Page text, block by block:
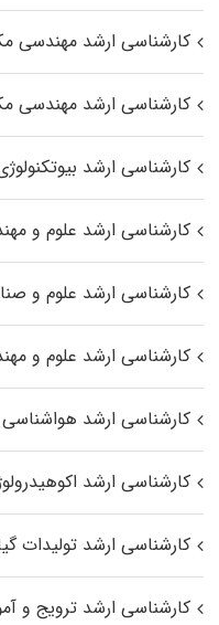
کارشناسی ارشد مهندسی
کارشناسی ارشد مهندسی
کارشناسی ارشد
کارشناسی ارشد علوم و
کارشناسی ارشد علوم و
کارشناسی ارشد علوم و
کارشناسی ارشد
کارشناسی ارشد
کارشناسی ارشد تولیدات
کارشناسی ارشد ترویج و